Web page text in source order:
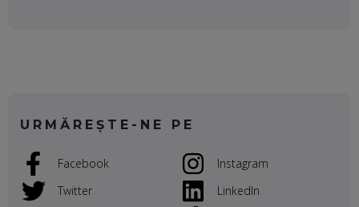
VOICU OPREAN (AROBS): CUM CONSTRUIEȘTI O COMPANIE
GLOBALĂ, FĂRĂ SĂ PIERZI LEGĂTURA CU COMUNITATEA
TA LOCALĂ - ȘI CE SĂ DAI ÎNAPOI
EP. 52
URMĂREȘTE-NE PE
Facebook
Twitter
Instagram
LinkedIn